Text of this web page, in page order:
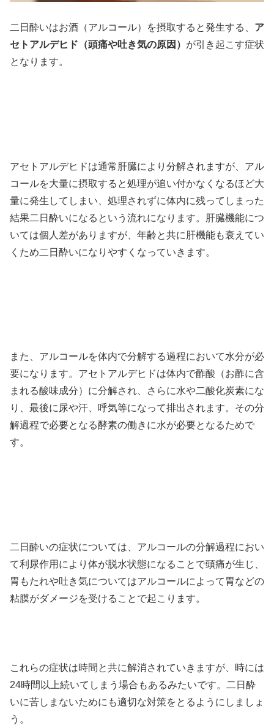
二日酔いはお酒（アルコール）を摂取すると発生する、 ア
セトアルデヒド（頭痛や吐き気の原因） が引き起こす症状
となります。
アセトアルデヒドは通常肝臓により分解されますが、アル
コールを大量に摂取すると処理が追い付かなくなるほど大
量に発生してしまい、処理されずに体内に残ってしまった
結果二日酔いになるという流れになります。肝臓機能につ
いては個人差がありますが、年齢と共に肝機能も衰えてい
くため二日酔いになりやすくなっていきます。
また、アルコールを体内で分解する過程において水分が必
要になります。アセトアルデヒドは体内で酢酸（お酢に含
まれる酸味成分）に分解され、さらに水や二酸化炭素にな
り、最後に尿や汗、呼気等になって排出されます。その分
解過程で必要となる酵素の働きに水が必要となるためで
す。
二日酔いの症状については、アルコールの分解過程におい
て利尿作用により体が脱水状態になることで頭痛が生じ、
胃もたれや吐き気についてはアルコールによって胃などの
粘膜がダメージを受けることで起こります。
これらの症状は時間と共に解消されていきますが、時には
24時間以上続いてしまう場合もあるみたいです。二日酔
いに苦しまないためにも適切な対策をとるようにしましょ
う。